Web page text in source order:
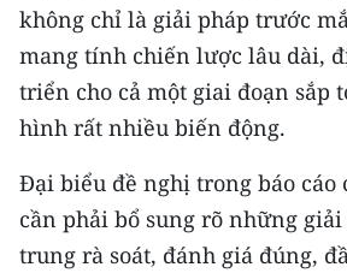
Media Khoa học - Công nghệ
Media Môi trường
Ảnh
Infographic
TIN MỚI
không chỉ là giải pháp trước
mang tính chiến lược lâu dài,
triển cho cả một giai đoạn sắp
hình rất nhiều biến động.
Đại biểu đề nghị trong báo cáo
cần phải bổ sung rõ những giải
trung rà soát, đánh giá đúng,